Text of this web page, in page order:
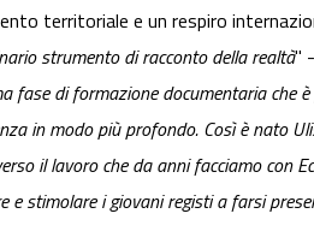
territoriale e un respiro
strumento di racconto della realtà"
fase di formazione documentaria che
in modo più profondo. Così è nato
il lavoro che da anni facciamo con
e stimolare i giovani registi a farsi